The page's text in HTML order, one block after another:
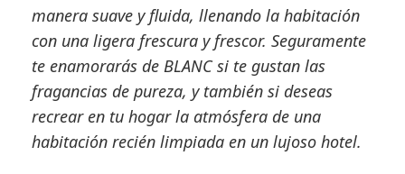
manera suave y fluida, llenando la habitación
con una ligera frescura y frescor. Seguramente
te enamorarás de BLANC si te gustan las
fragancias de pureza, y también si deseas
recrear en tu hogar la atmósfera de una
habitación recién limpiada en un lujoso hotel.